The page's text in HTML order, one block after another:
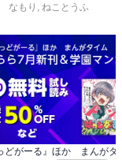
,シロタカ
なもり
ねことうふ